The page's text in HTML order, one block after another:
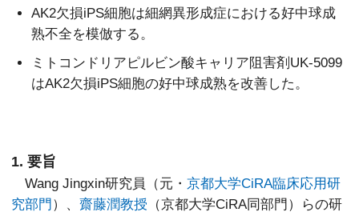
AK2欠損iPS細胞は細網異形成症における好中球成
熟不全を模倣する。
ミトコンドリアピルビン酸キャリア阻害剤UK-5099
はAK2欠損iPS細胞の好中球成熟を改善した。
1. 要旨
Wang Jingxin研究員（元・京都大学CiRA臨床応用研
究部門 ）、齋藤潤教授 （京都大学CiRA同部門）らの研